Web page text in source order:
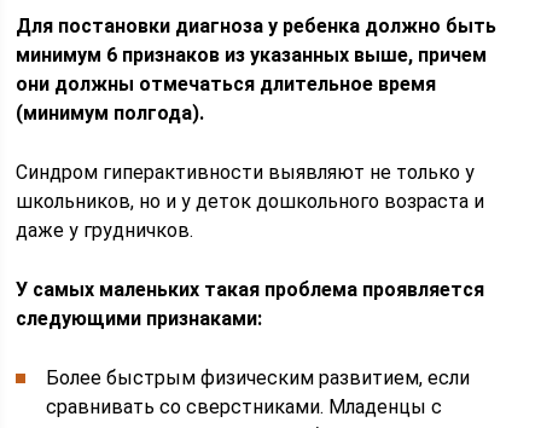
Для постановки диагноза у ребенка должно быть
минимум 6 признаков из указанных выше, причем
они должны отмечаться длительное время
(минимум полгода).
Синдром гиперактивности выявляют не только у
школьников, но и у деток дошкольного возраста и
даже у грудничков.
У самых маленьких такая проблема проявляется
следующими признаками:
Более быстрым физическим развитием, если
сравнивать со сверстниками. Младенцы с